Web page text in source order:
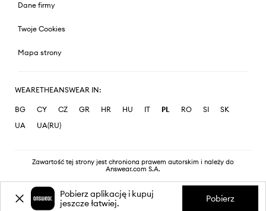
Dane firmy
Twoje Cookies
Mapa strony
WEARETHEANSWEAR IN:
BG CY CZ GR HR HU IT PL RO SI
SK
UA
UA(RU)
Zawartość tej strony jest chroniona prawem autorskim i należy do
Answear.com S.A.
Pobierz aplikację i kupuj
jeszcze łatwiej.
Pobierz